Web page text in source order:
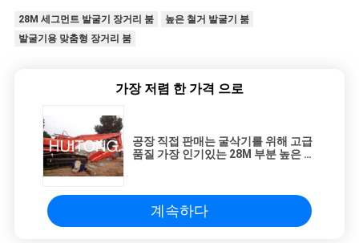
28M 세그먼트 발굴기 장거리 붐
높은 철거 발굴기 붐
발굴기용 맞춤형 장거리 붐
가장 저렴 한 가격 으로
공장 직접 판매는 굴삭기를 위해 고급
품질 가장 인기있는 28M 부분 높은 파
계속하다